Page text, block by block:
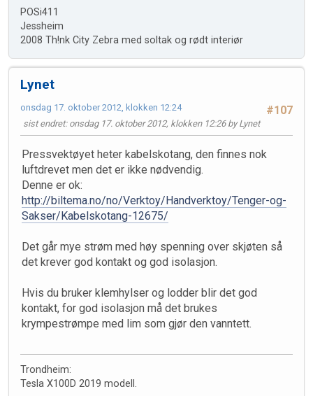
POSi411
Jessheim
2008 Th!nk City Zebra med soltak og rødt interiør
Lynet
#107
onsdag 17. oktober 2012, klokken 12:24
sist endret: onsdag 17. oktober 2012, klokken 12:26 by Lynet
Pressvektøyet heter kabelskotang, den finnes nok
luftdrevet men det er ikke nødvendig.
Denne er ok:
http://biltema.no/no/Verktoy/Handverktoy/Tenger-og-
Sakser/Kabelskotang-12675/
Det går mye strøm med høy spenning over skjøten så
det krever god kontakt og god isolasjon.
Hvis du bruker klemhylser og lodder blir det god
kontakt, for god isolasjon må det brukes
krympestrømpe med lim som gjør den vanntett.
Trondheim:
Tesla X100D 2019 modell.